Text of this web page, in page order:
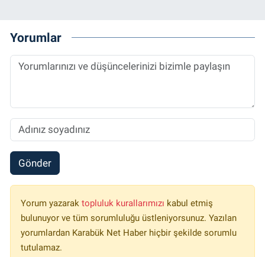
Yorumlar
Gönder
Yorum yazarak topluluk kurallarımızı kabul etmiş
bulunuyor ve tüm sorumluluğu üstleniyorsunuz. Yazılan
yorumlardan Karabük Net Haber hiçbir şekilde sorumlu
tutulamaz.